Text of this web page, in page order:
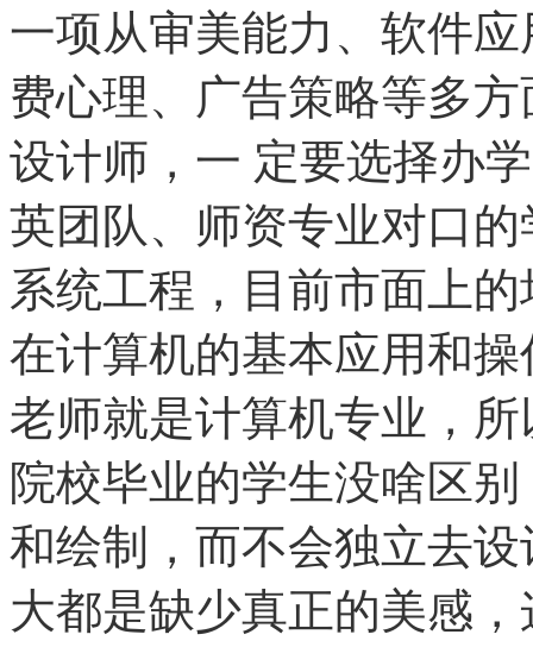
一项从审美能力、软件
费心理、广告策略等多
设计师，一 定要选择办
英团队、师资专业对口
系统工程，目前市面上
在计算机的基本应用和
老师就是计算机专业，
院校毕业的学生没啥区
和绘制，而不会独立去
大都是缺少真正的美感